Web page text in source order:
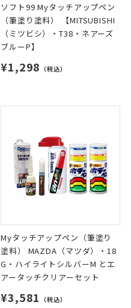
ソフト99 Myタッチアップペン
（筆塗り塗料） 【MITSUBISHI
（ミツビシ）・T38・ネアーズ
ブルーP】
¥1,298 （税込）
Myタッチアップペン（筆塗り
塗料） MAZDA（マツダ）・18
G・ハイライトシルバーM とエ
アータッチクリアーセット
¥3,581 （税込）